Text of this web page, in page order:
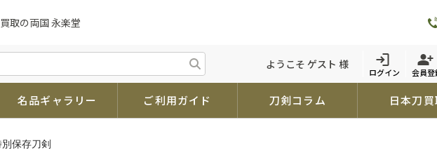
取の両国 永楽堂
ようこそ ゲスト 様
ログイン 会員登
名品ギャラリー ご利用ガイド 刀剣コラム 日本刀買
保存刀剣